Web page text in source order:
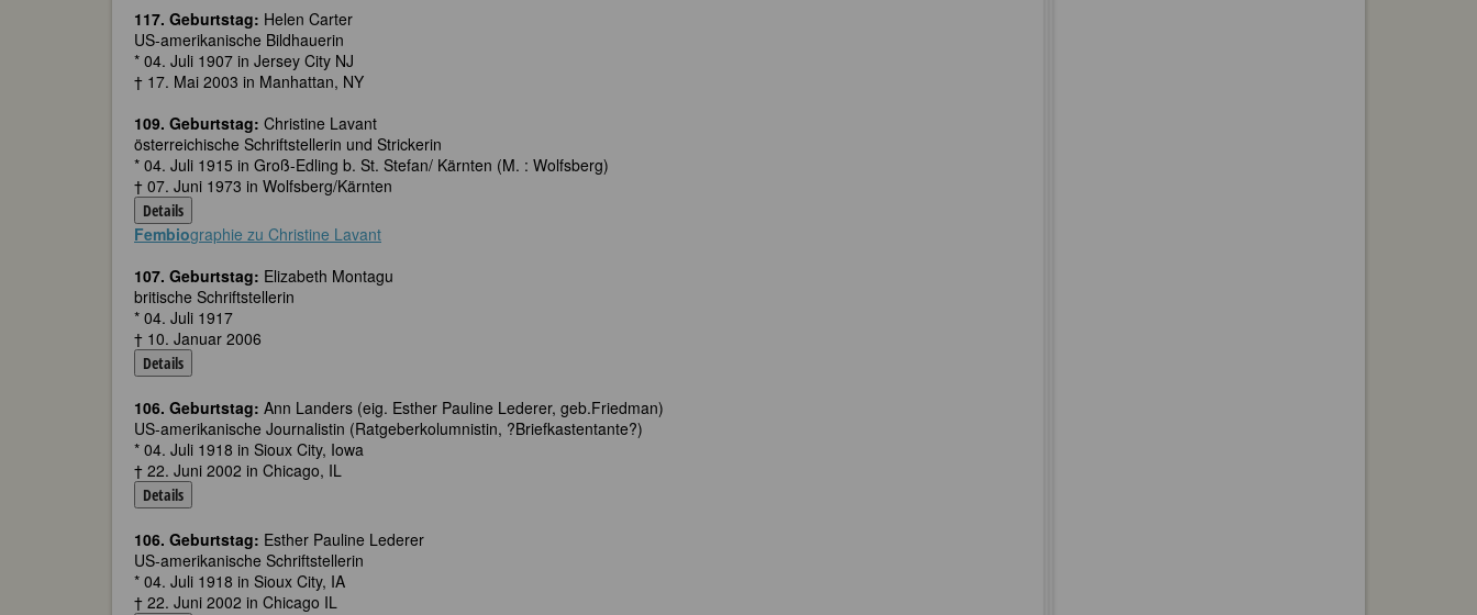
117. Geburtstag: Helen Carter
US-amerikanische Bildhauerin
* 04. Juli 1907 in Jersey City NJ
† 17. Mai 2003 in Manhattan, NY
109. Geburtstag: Christine Lavant
österreichische Schriftstellerin und Strickerin
* 04. Juli 1915 in Groß-Edling b. St. Stefan/ Kärnten (M. : Wolfsberg)
† 07. Juni 1973 in Wolfsberg/Kärnten
Details
Fembiographie zu Christine Lavant
107. Geburtstag: Elizabeth Montagu
britische Schriftstellerin
* 04. Juli 1917
† 10. Januar 2006
Details
106. Geburtstag: Ann Landers (eig. Esther Pauline Lederer, geb.Friedman)
US-amerikanische Journalistin (Ratgeberkolumnistin, ?Briefkastentante?)
* 04. Juli 1918 in Sioux City, Iowa
† 22. Juni 2002 in Chicago, IL
Details
106. Geburtstag: Esther Pauline Lederer
US-amerikanische Schriftstellerin
* 04. Juli 1918 in Sioux City, IA
† 22. Juni 2002 in Chicago IL